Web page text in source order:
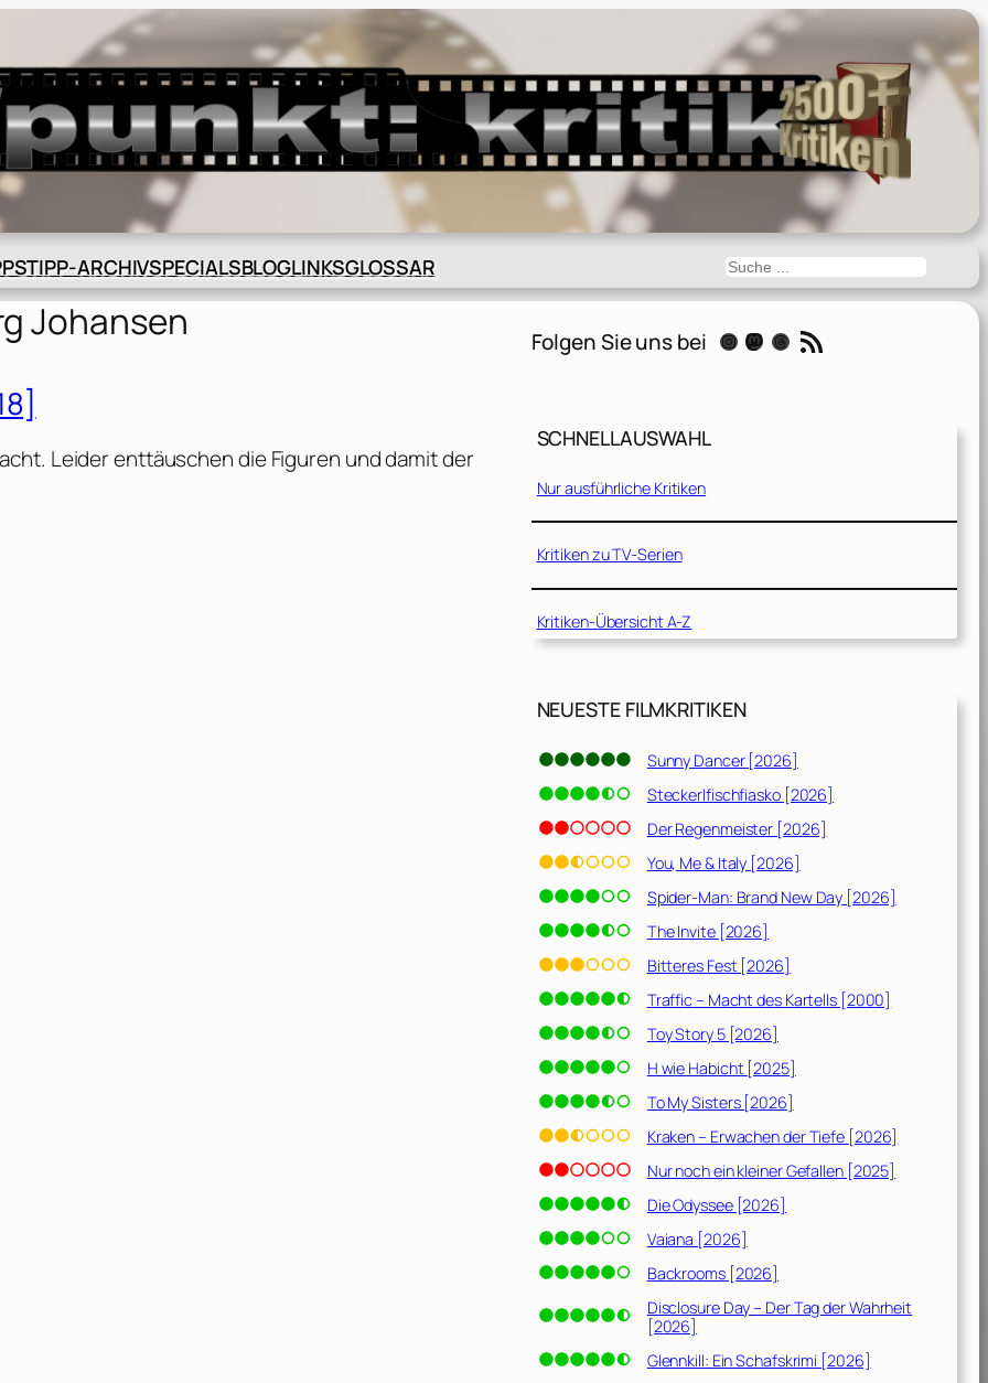
TIPP-ARCHIVSPECIALSBLOGLINKSGLOSSAR Suchen
Johansen
Leider enttäuschen die Figuren und damit der
Folgen Sie uns bei Instagram Mastodon Threads RSS-Feed
SCHNELLAUSWAHL
Nur ausführliche Kritiken
Kritiken zu TV-Serien
Kritiken-Übersicht A-Z
NEUESTE FILMKRITIKEN
Sunny Dancer [2026]
Steckerlfischfiasko [2026]
Der Regenmeister [2026]
You, Me & Italy [2026]
Spider-Man: Brand New Day [2026]
The Invite [2026]
Bitteres Fest [2026]
Traffic – Macht des Kartells [2000]
Toy Story 5 [2026]
H wie Habicht [2025]
To My Sisters [2026]
Kraken – Erwachen der Tiefe [2026]
Nur noch ein kleiner Gefallen [2025]
Die Odyssee [2026]
Vaiana [2026]
Backrooms [2026]
Disclosure Day – Der Tag der Wahrheit
[2026]
Glennkill: Ein Schafskrimi [2026]